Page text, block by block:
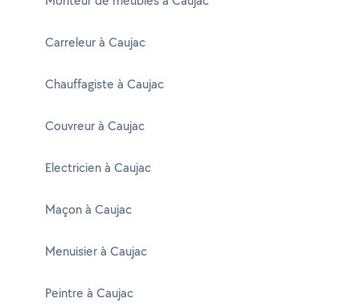
Carreleur à Caujac
Chauffagiste à Caujac
Couvreur à Caujac
Electricien à Caujac
Maçon à Caujac
Menuisier à Caujac
Peintre à Caujac